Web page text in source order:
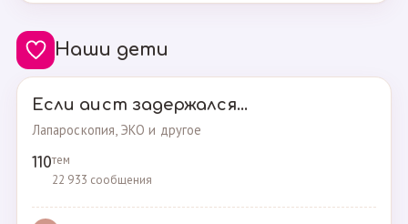
Наши дети
Если аист задержался...
Лапароскопия, ЭКО и другое
110тем
22 933 сообщения